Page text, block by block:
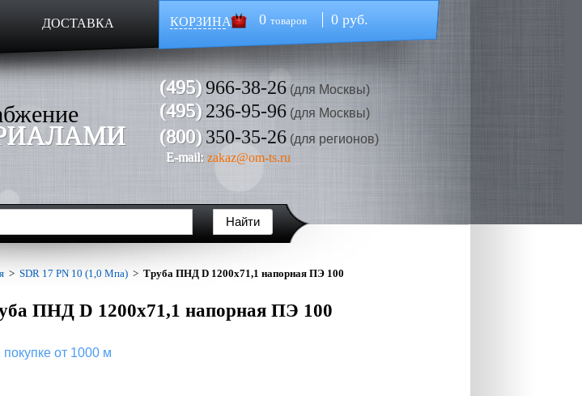
ДОСТАВКА КОРЗИНА 0 товаров 0 руб.
(495)966-38-26 (для Москвы)
(495)236-95-96 (для Москвы)
(800)350-35-26 (для регионов)
E-mail: zakaz@om-ts.ru
> SDR 17 PN 10 (1,0 Мпа) > Труба ПНД D 1200х71,1 напорная ПЭ 100
ПНД D 1200х71,1 напорная ПЭ 100
покупке от 1000 м